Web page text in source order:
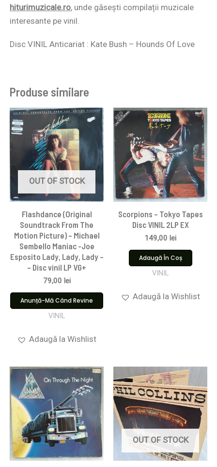
hiturimuzicale.ro, unde găsești compilații muzicale
interesante pe vinil.
Disc VINIL Anticariat : Kate Bush – Hounds Of Love
Produse similare
OUT OF STOCK
Flashdance (Original
Soundtrack From The
Motion Picture) – Michael
Sembello Maniac -Joe
Esposito Lady, Lady, Lady –
– Disc vinil LP VG+
79,00 lei
Anunță-Mă Când Revine
VINIL
Adaugă la Wishlist
Scorpions ‎– Tokyo Tapes
Disc VINIL 2LP EX
149,00 lei
Adaugă În Coș
VINIL
Adaugă la Wishlist
OUT OF STOCK